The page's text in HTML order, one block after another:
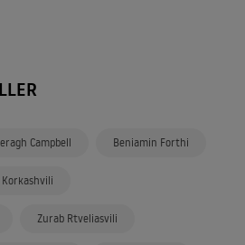
Campbell Beniamin Forthi
Korkashvili
Zurab Rtveliasvili